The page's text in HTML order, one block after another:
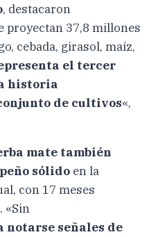
, destacaron
proyectan 37,8 millones
cebada, girasol, maíz,
el tercer
historia
de cultivos«,
mate también
sólido en la
con 17 meses
«Sin
notarse señales de